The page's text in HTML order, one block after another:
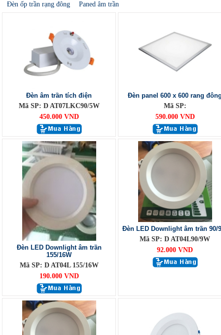
Đèn ốp trần rạng đông Paned âm trần
Đèn âm trần tích điện
Mã SP: D AT07LKC90/5W
450.000 VND
Đèn panel 600 x 600 rang
Mã SP:
590.000 VND
Đèn LED Downlight âm trần
155/16W
Mã SP: D AT04L 155/16W
190.000 VND
Đèn LED Downlight âm trần 90/
Mã SP: D AT04L90/9W
92.000 VND